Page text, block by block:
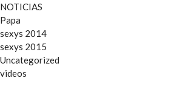
NOTICIAS
Papa
sexys 2014
sexys 2015
Uncategorized
videos